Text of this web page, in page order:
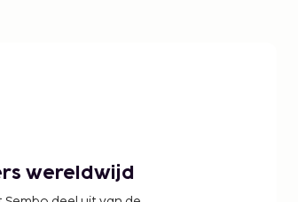
wereldwijd